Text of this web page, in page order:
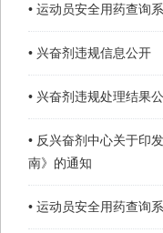
• 运动员安全用药查询
• 兴奋剂违规信息公开
• 兴奋剂违规处理结果
• 反兴奋剂中心关于印
南》的通知
• 运动员安全用药查询